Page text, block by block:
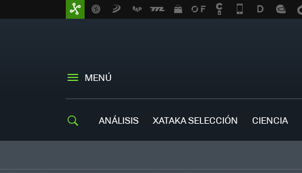
MENÚ
ANÁLISIS XATAKA SELECCIÓN CIENCIA